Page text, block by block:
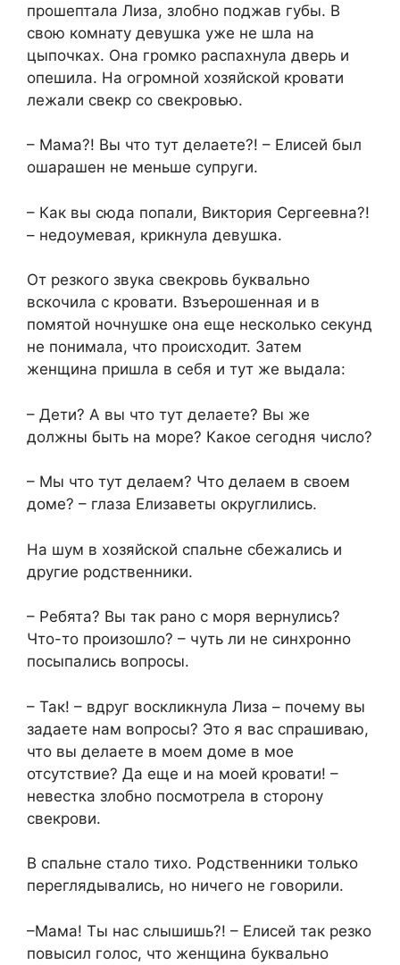
прошептала Лиза, злобно поджав губы. В
свою комнату девушка уже не шла на
цыпочках. Она громко распахнула дверь и
опешила. На огромной хозяйской кровати
лежали свекр со свекровью.
– Мама?! Вы что тут делаете?! – Елисей был
ошарашен не меньше супруги.
– Как вы сюда попали, Виктория Сергеевна?!
– недоумевая, крикнула девушка.
От резкого звука свекровь буквально
вскочила с кровати. Взъерошенная и в
помятой ночнушке она еще несколько секунд
не понимала, что происходит. Затем
женщина пришла в себя и тут же выдала:
– Дети? А вы что тут делаете? Вы же
должны быть на море? Какое сегодня число?
– Мы что тут делаем? Что делаем в своем
доме? – глаза Елизаветы округлились.
На шум в хозяйской спальне сбежались и
другие родственники.
– Ребята? Вы так рано с моря вернулись?
Что-то произошло? – чуть ли не синхронно
посыпались вопросы.
– Так! – вдруг воскликнула Лиза – почему вы
задаете нам вопросы? Это я вас спрашиваю,
что вы делаете в моем доме в мое
отсутствие? Да еще и на моей кровати! –
невестка злобно посмотрела в сторону
свекрови.
В спальне стало тихо. Родственники только
переглядывались, но ничего не говорили.
–Мама! Ты нас слышишь?! – Елисей так резко
повысил голос, что женщина буквально